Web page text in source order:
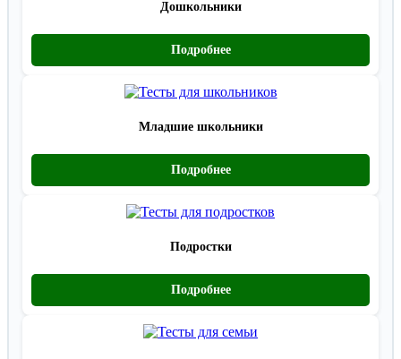
Дошкольники
Подробнее
Младшие школьники
Подробнее
Подростки
Подробнее